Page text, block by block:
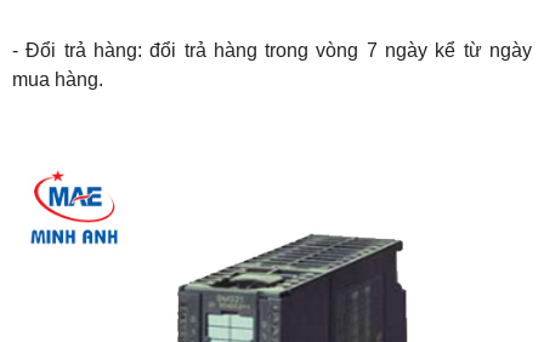
- Đổi trả hàng: đổi trả hàng trong vòng 7 ngày kể từ ngày
mua hàng.